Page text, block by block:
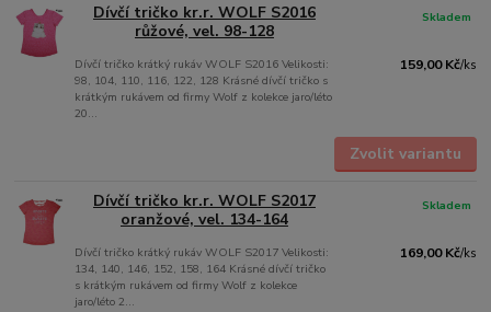
Dívčí tričko kr.r. WOLF S2016
růžové, vel. 98-128
Dívčí tričko krátký rukáv WOLF S2016 Velikosti:
98, 104, 110, 116, 122, 128 Krásné dívčí tričko s
krátkým rukávem od firmy Wolf z kolekce jaro/léto
20...
159,00 Kč/ks
Skladem
Zvolit variantu
Dívčí tričko kr.r. WOLF S2017
oranžové, vel. 134-164
Dívčí tričko krátký rukáv WOLF S2017 Velikosti:
134, 140, 146, 152, 158, 164 Krásné dívčí tričko
s krátkým rukávem od firmy Wolf z kolekce
jaro/léto 2...
169,00 Kč/ks
Skladem